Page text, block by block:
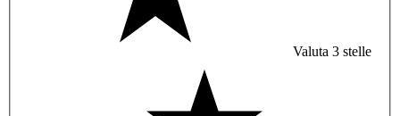
Valuta 3 stelle